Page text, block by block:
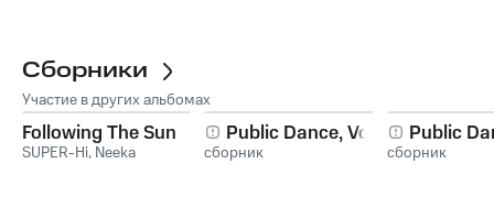
Сборники
Участие в других альбомах
Following The Sun
SUPER-Hi, Neeka
Public Dance, Vol. 7
сборник
Public
сборник